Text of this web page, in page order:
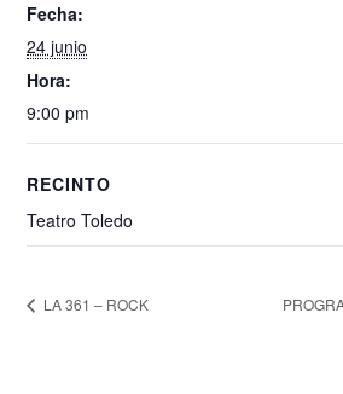
Fecha:
24 junio
Hora:
9:00 pm
RECINTO
Teatro Toledo
LA 361 – ROCK